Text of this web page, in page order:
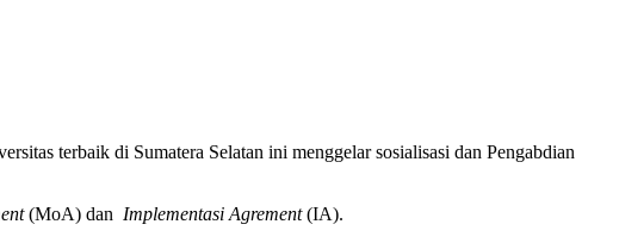
terbaik di Sumatera Selatan ini menggelar sosialisasi dan Pengabdian
(MoA) dan Implementasi Agrement(IA).